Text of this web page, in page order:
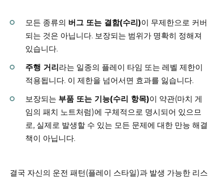
모든 종류의 버그 또는 결함(수리)이 무제한으로 커버
되는 것은 아닙니다. 보장되는 범위가 명확히 정해져
있습니다.
주행 거리 라는 일종의 플레이 타임 또는 레벨 제한이
적용됩니다. 이 제한을 넘어서면 효과를 잃습니다.
보장되는 부품 또는 기능(수리 항목)이 약관(마치 게
임의 패치 노트처럼)에 구체적으로 명시되어 있으므
로, 실제로 발생할 수 있는 모든 문제에 대한 만능 해결
책이 아닙니다.
결국 자신의 운전 패턴(플레이 스타일)과 발생 가능한 리스